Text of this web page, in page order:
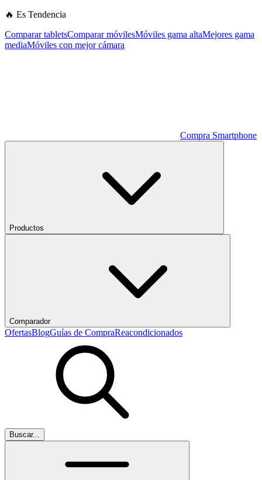
🔥 Es Tendencia
Comparar tabletsComparar móvilesMóviles gama altaMejores gama
mediaMóviles con mejor cámara
Compra Smartphone
Productos
Comparador
OfertasBlogGuías de CompraReacondicionados
Buscar...